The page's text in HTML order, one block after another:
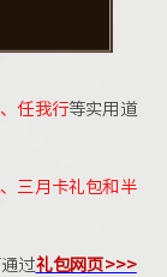
任我行等实用道
三月卡礼包和半
过礼包网页>>>